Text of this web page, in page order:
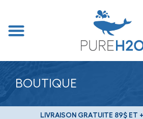
BOUTIQUE
LIVRAISON GRATUITE 89$